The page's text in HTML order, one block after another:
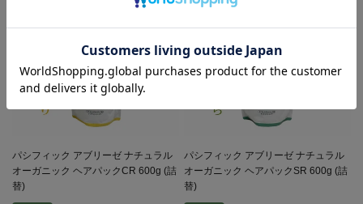
パシフィック アブリーゼ ナチュラル
オーガニック ヘアパックCR 600g (詰
替)
パシフィック アブリーゼ ナチュラル
オーガニック ヘアパックSR 600g (詰
替)